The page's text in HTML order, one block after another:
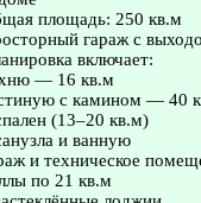
площадь: 250 кв.м
гараж с
включает:
— 16 кв.м
с камином — 40
(13–20 кв.м)
и ванную
и техническое
по 21 кв.м